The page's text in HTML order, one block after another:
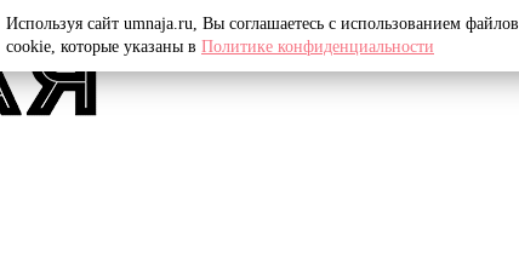
Используя сайт umnaja.ru, Вы соглашаетесь с использованием файлов
cookie, которые указаны в Политике конфиденциальности